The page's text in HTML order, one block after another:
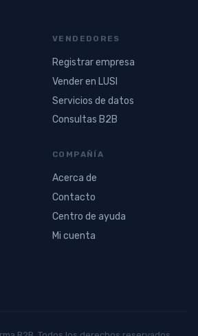
VENDEDORES
Registrar empresa
Vender en LUSI
Servicios de datos
Consultas B2B
COMPAÑÍA
Acerca de
Contacto
Centro de ayuda
Mi cuenta